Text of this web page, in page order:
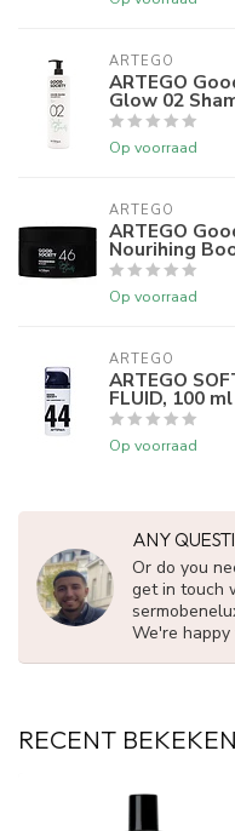
ARTEGO
ARTEGO
Glow 02
Op voorraad
ARTEGO
ARTEGO
Nourihing
Op voorraad
ARTEGO
ARTEGO
FLUID, 100 ml
Op voorraad
ANY
Or do you
get in touch
We're happy
RECENT BEKEKEN